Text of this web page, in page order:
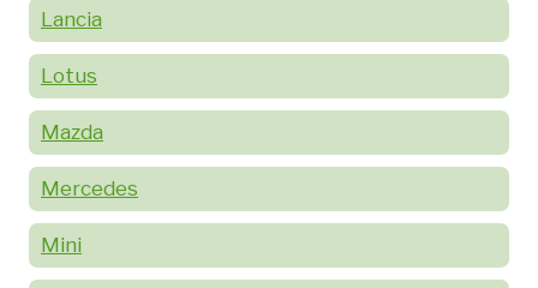
Lancia
Lotus
Mazda
Mercedes
Mini